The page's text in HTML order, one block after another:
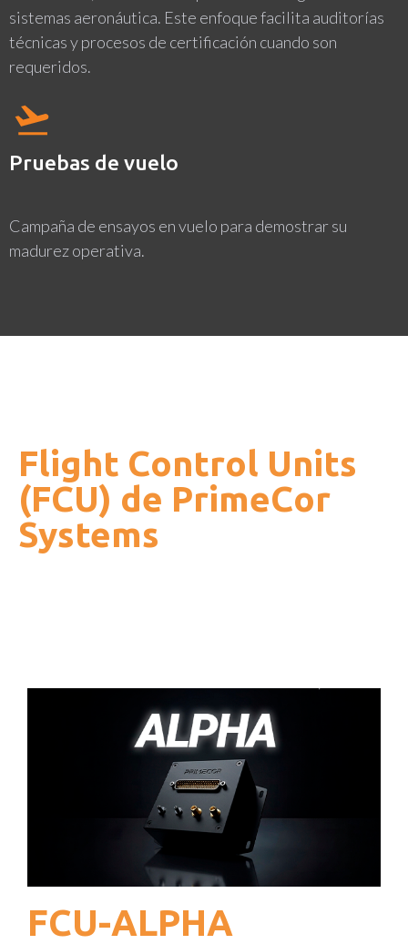
sistemas aeronáutica. Este enfoque facilita auditorías
técnicas y procesos de certificación cuando son
requeridos.
Pruebas de vuelo
Campaña de ensayos en vuelo para demostrar su
madurez operativa.
Flight Control Units
(FCU) de PrimeCor
Systems
FCU-ALPHA